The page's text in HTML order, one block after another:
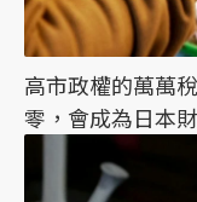
高市政權的萬萬
零，會成為日本